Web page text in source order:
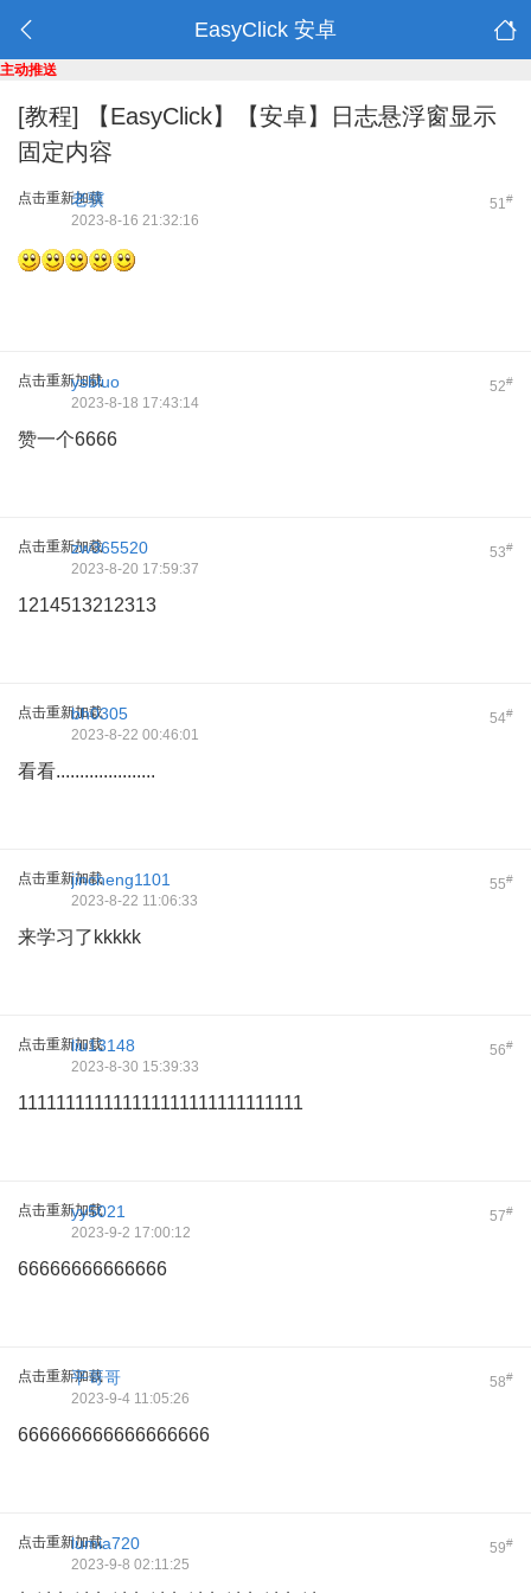
EasyClick 安卓
主动推送
[教程]
【EasyClick】【安卓】日志悬浮窗显示
固定内容
点击重新加载 51#
老骥
2023-8-16 21:32:16
点击重新加载 52#
ysbluo
2023-8-18 17:43:14
赞一个6666
点击重新加载 53#
zw365520
2023-8-20 17:59:37
1214513212313
点击重新加载 54#
bh0305
2023-8-22 00:46:01
看看.....................
点击重新加载 55#
jincheng1101
2023-8-22 11:06:33
来学习了kkkkk
点击重新加载 56#
liu13148
2023-8-30 15:39:33
111111111111111111111111111111
点击重新加载 57#
yy5021
2023-9-2 17:00:12
66666666666666
点击重新加载 58#
平哥哥
2023-9-4 11:05:26
666666666666666666
点击重新加载 59#
lumia720
2023-9-8 02:11:25